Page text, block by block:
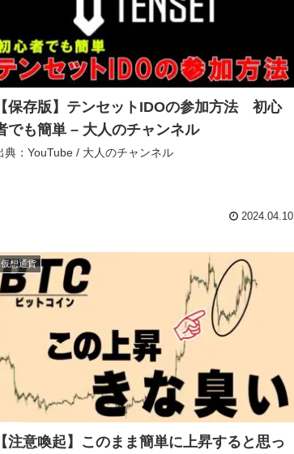
【保存版】テンセットIDOの参加方法 初心
でも簡単 – 大人のチャンネル
典：YouTube / 大人のチャンネル
2024.04.10
仮想通貨
【注意喚起】このまま簡単に上昇すると思っ